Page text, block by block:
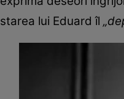
starea lui Eduard îl